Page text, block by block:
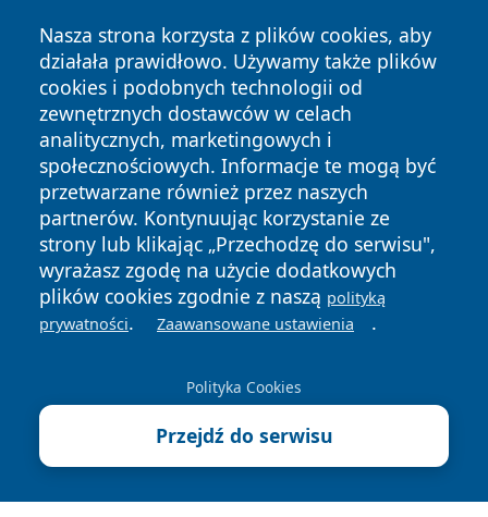
Nasza strona korzysta z plików cookies, aby
działała prawidłowo. Używamy także plików
cookies i podobnych technologii od
zewnętrznych dostawców w celach
analitycznych, marketingowych i
społecznościowych. Informacje te mogą być
przetwarzane również przez naszych
partnerów. Kontynuując korzystanie ze
strony lub klikając „Przechodzę do serwisu",
wyrażasz zgodę na użycie dodatkowych
plików cookies zgodnie z naszą polityką
prywatności. Zaawansowane ustawienia .
Polityka Cookies
Przejdź do serwisu
Copyright © 2026 piekaryonline.pl Wszystkie prawa
zastrzeżone.
News Autorzy
Polityka
Prywatności
Polityka
Cookies